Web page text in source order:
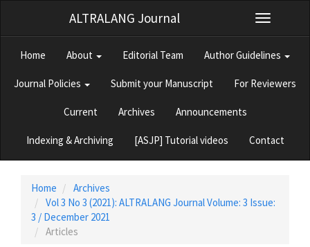
to
Main
Sidebar
Toggle
navigation
ALTRALANG Journal
Home About Editorial Team Author Guidelines
Journal Policies Submit your Manuscript For Reviewers
Current Archives Announcements
Indexing & Archiving [ASJP] Tutorial videos Contact
Home
Archives
Vol 3 No 3 (2021): ALTRALANG Journal Volume: 3 Issue:
3 / December 2021
Articles